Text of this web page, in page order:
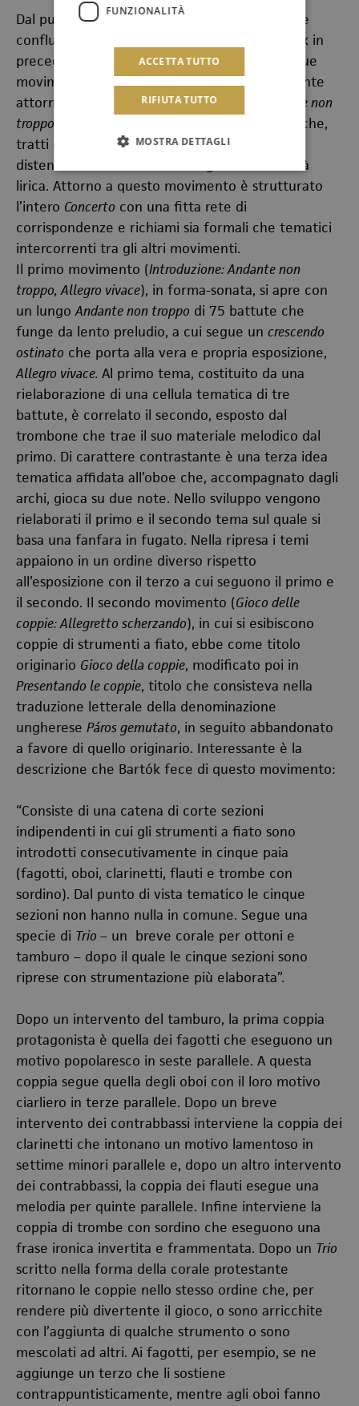
Dal punto di vista formale il
, nel quale
confluirono anche pagine composte da Bartók in
precedenza per un balletto, si articola in cinque
movimenti secondo lo schemaa ponte
gravitante
attorno al movimento centrale, Elegia: Andante non
troppo , nel quale appaiono elementi tematici che,
tratti dal repertorio popolare ungherese, si
distendono in una scrittura di grande intensità
lirica. Attorno a questo movimento è strutturato
l’intero Concerto con una fitta rete di
corrispondenze e richiami sia formali che tematici
intercorrenti tra gli altri movimenti.
Il primo movimento (Introduzione: Andante non
troppo, Allegro vivace), in forma-sonata, si apre con
un lungoAndante non troppo di 75 battute che
funge da lento preludio, a cui segue un crescendo
ostinato che porta alla vera e propria esposizione,
Allegro vivace. Al primo tema, costituito da una
rielaborazione di una cellula tematica di tre
battute, è correlato il secondo, esposto dal
trombone che trae il suo materiale melodico dal
primo. Di carattere contrastante è una terza idea
tematica affidata all’oboe che, accompagnato dagli
archi, gioca su due note. Nello sviluppo vengono
rielaborati il primo e il secondo tema sul quale si
basa una fanfara in fugato. Nella ripresa i temi
appaiono in un ordine diverso rispetto
all’esposizione con il terzo a cui seguono il primo e
il secondo. Il secondo movimento (Gioco delle
coppie: Allegretto scherzando), in cui si esibiscono
coppie di strumenti a fiato, ebbe come titolo
originario Gioco della coppie, modificato poi in
Presentando le coppie, titolo che consisteva nella
traduzione letterale della denominazione
ungherese Páros gemutato, in seguito abbandonato
a favore di quello originario. Interessante è la
descrizione che Bartók fece di questo movimento:
“Consiste di una catena di corte sezioni
indipendenti in cui gli strumenti a fiato sono
introdotti consecutivamente in cinque paia
(fagotti, oboi, clarinetti, flauti e trombe con
sordino). Dal punto di vista tematico le cinque
sezioni non hanno nulla in comune. Segue una
specie di Trio – un breve corale per ottoni e
tamburo – dopo il quale le cinque sezioni sono
riprese con strumentazione più elaborata”.
Dopo un intervento del tamburo, la prima coppia
protagonista è quella dei fagotti che eseguono un
motivo popolaresco in seste parallele. A questa
coppia segue quella degli oboi con il loro motivo
ciarliero in terze parallele. Dopo un breve
intervento dei contrabbassi interviene la coppia dei
clarinetti che intonano un motivo lamentoso in
settime minori parallele e, dopo un altro intervento
dei contrabbassi, la coppia dei flauti esegue una
melodia per quinte parallele. Infine interviene la
coppia di trombe con sordino che eseguono una
frase ironica invertita e frammentata. Dopo un Trio
scritto nella forma della corale protestante
ritornano le coppie nello stesso ordine che, per
rendere più divertente il gioco, o sono arricchite
con l’aggiunta di qualche strumento o sono
mescolati ad altri. Ai fagotti, per esempio, se ne
aggiunge un terzo che li sostiene
contrappuntisticamente, mentre agli oboi fanno
FUNZIONALITÀ
ACCETTA TUTTO
RIFIUTA TUTTO
MOSTRA DETTAGLI